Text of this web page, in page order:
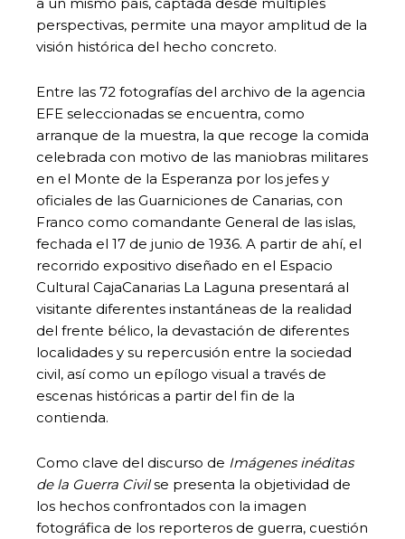
perspectivas, permite una mayor amplitud de la
visión histórica del hecho concreto.
Entre las 72 fotografías del archivo de la agencia
EFE seleccionadas se encuentra, como
arranque de la muestra, la que recoge la comida
celebrada con motivo de las maniobras militares
en el Monte de la Esperanza por los jefes y
oficiales de las Guarniciones de Canarias, con
Franco como comandante General de las islas,
fechada el 17 de junio de 1936. A partir de ahí, el
recorrido expositivo diseñado en el Espacio
Cultural CajaCanarias La Laguna presentará al
visitante diferentes instantáneas de la realidad
del frente bélico, la devastación de diferentes
localidades y su repercusión entre la sociedad
civil, así como un epílogo visual a través de
escenas históricas a partir del fin de la
contienda.
Como clave del discurso de Imágenes inéditas
de la Guerra Civilse presenta la objetividad de
los hechos confrontados con la imagen
fotográfica de los reporteros de guerra, cuestión